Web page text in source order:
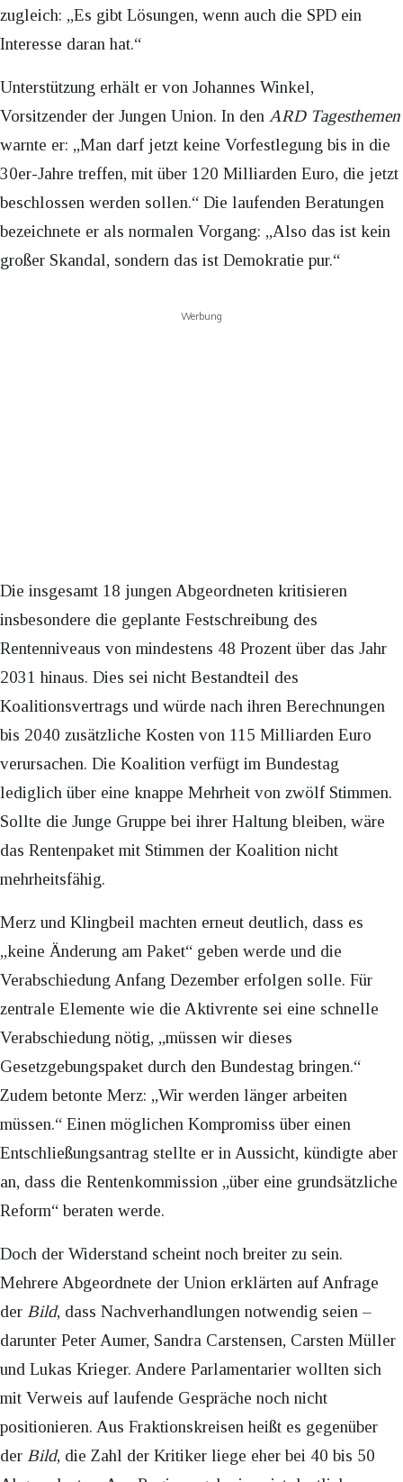
zugleich: „Es gibt Lösungen, wenn auch die SPD ein
Interesse daran hat.“
Unterstützung erhält er von Johannes Winkel,
Vorsitzender der Jungen Union. In den ARD Tagesthemen
warnte er: „Man darf jetzt keine Vorfestlegung bis in die
30er-Jahre treffen, mit über 120 Milliarden Euro, die jetzt
beschlossen werden sollen.“ Die laufenden Beratungen
bezeichnete er als normalen Vorgang: „Also das ist kein
großer Skandal, sondern das ist Demokratie pur.“
Werbung
Die insgesamt 18 jungen Abgeordneten kritisieren
insbesondere die geplante Festschreibung des
Rentenniveaus von mindestens 48 Prozent über das Jahr
2031 hinaus. Dies sei nicht Bestandteil des
Koalitionsvertrags und würde nach ihren Berechnungen
bis 2040 zusätzliche Kosten von 115 Milliarden Euro
verursachen. Die Koalition verfügt im Bundestag
lediglich über eine knappe Mehrheit von zwölf Stimmen.
Sollte die Junge Gruppe bei ihrer Haltung bleiben, wäre
das Rentenpaket mit Stimmen der Koalition nicht
mehrheitsfähig.
Merz und Klingbeil machten erneut deutlich, dass es
„keine Änderung am Paket“ geben werde und die
Verabschiedung Anfang Dezember erfolgen solle. Für
zentrale Elemente wie die Aktivrente sei eine schnelle
Verabschiedung nötig, „müssen wir dieses
Gesetzgebungspaket durch den Bundestag bringen.“
Zudem betonte Merz: „Wir werden länger arbeiten
müssen.“ Einen möglichen Kompromiss über einen
Entschließungsantrag stellte er in Aussicht, kündigte aber
an, dass die Rentenkommission „über eine grundsätzliche
Reform“ beraten werde.
Doch der Widerstand scheint noch breiter zu sein.
Mehrere Abgeordnete der Union erklärten auf Anfrage
der Bild, dass Nachverhandlungen notwendig seien –
darunter Peter Aumer, Sandra Carstensen, Carsten Müller
und Lukas Krieger. Andere Parlamentarier wollten sich
mit Verweis auf laufende Gespräche noch nicht
positionieren. Aus Fraktionskreisen heißt es gegenüber
der Bild, die Zahl der Kritiker liege eher bei 40 bis 50